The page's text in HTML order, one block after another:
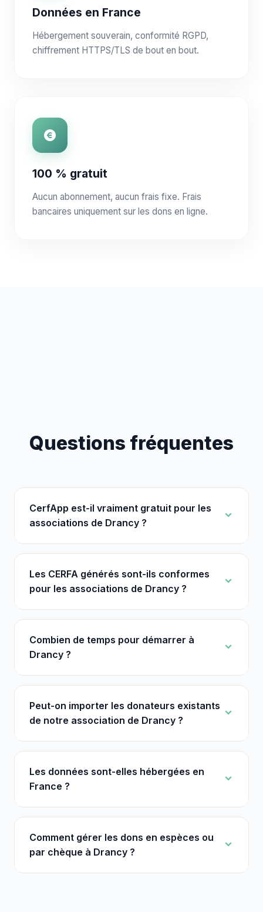
Données en France
Hébergement souverain, conformité RGPD,
chiffrement HTTPS/TLS de bout en bout.
100 % gratuit
Aucun abonnement, aucun frais fixe. Frais
bancaires uniquement sur les dons en ligne.
Questions fréquentes
CerfApp est-il vraiment gratuit pour les
associations de Drancy ?
Les CERFA générés sont-ils conformes
pour les associations de Drancy ?
Combien de temps pour démarrer à
Drancy ?
Peut-on importer les donateurs existants
de notre association de Drancy ?
Les données sont-elles hébergées en
France ?
Comment gérer les dons en espèces ou
par chèque à Drancy ?